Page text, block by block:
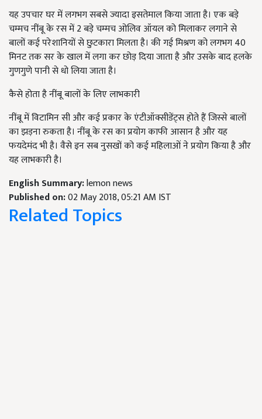
यह उपचार घर में लगभग सबसे ज्यादा इसतेमाल किया जाता है। एक बड़े
चम्मच नींबू के रस में 2 बड़े चम्मच ओलिव ऑयल को मिलाकर लगाने से
बालों कई परेशानियों से छुटकारा मिलता है। की गई मिश्रण को लगभग 40
मिनट तक सर के खाल में लगा कर छोड़ दिया जाता है और उसके बाद हलके
गुणगुणे पानी से धो लिया जाता है।
कैसे होता है नींबू बालों के लिए लाभकारी
नींबू में विटामिन सी और कई प्रकार के एंटीऑक्सीडेंट्स होते हैं जिस्से बालों
का झड़ना रुकता है। नींबू के रस का प्रयोग काफी आसान है और यह
फयदेमंद भी है। वैसे इन सब नुसखों को कई महिलाओं ने प्रयोग किया है और
यह लाभकारी है।
English Summary:lemon news
Published on:02 May 2018, 05:21 AM IST
Related Topics